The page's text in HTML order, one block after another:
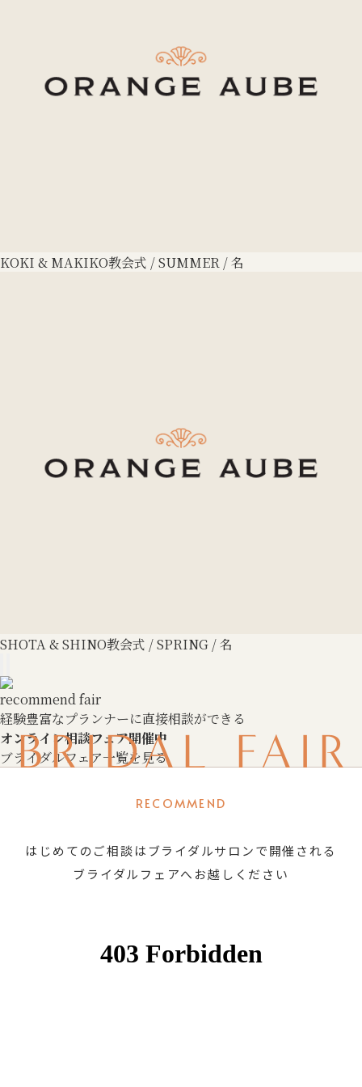
KOKI & MAKIKO教会式 / SUMMER / 名
SHOTA & SHINO教会式 / SPRING / 名
recommend fair
経験豊富なプランナーに直接相談ができる
オンライン相談フェア開催中
ブライダルフェア一覧を見る
BRIDAL FAIR
RECOMMEND
はじめてのご相談はブライダルサロンで開催される
ブライダルフェアへお越しください